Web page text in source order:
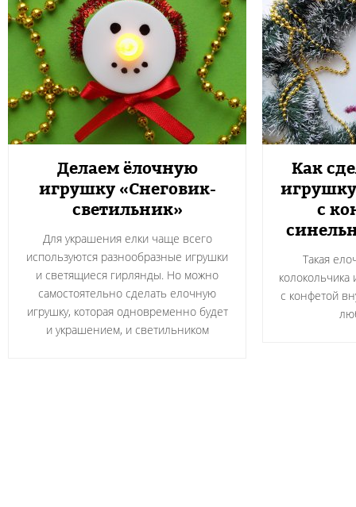
Делаем ёлочную
игрушку «Снеговик-
светильник»
Для украшения елки чаще всего
используются разнообразные игрушки
и светящиеся гирлянды. Но можно
самостоятельно сделать елочную
игрушку, которая одновременно будет
и украшением, и светильником
Как
с
Такая
с конфетой